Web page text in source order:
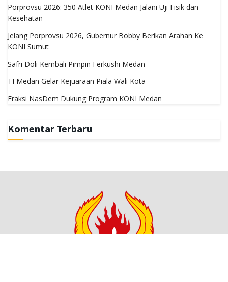
Porprovsu 2026: 350 Atlet KONI Medan Jalani Uji Fisik dan
Kesehatan
Jelang Porprovsu 2026, Gubernur Bobby Berikan Arahan Ke
KONI Sumut
Safri Doli Kembali Pimpin Ferkushi Medan
TI Medan Gelar Kejuaraan Piala Wali Kota
Fraksi NasDem Dukung Program KONI Medan
Komentar Terbaru